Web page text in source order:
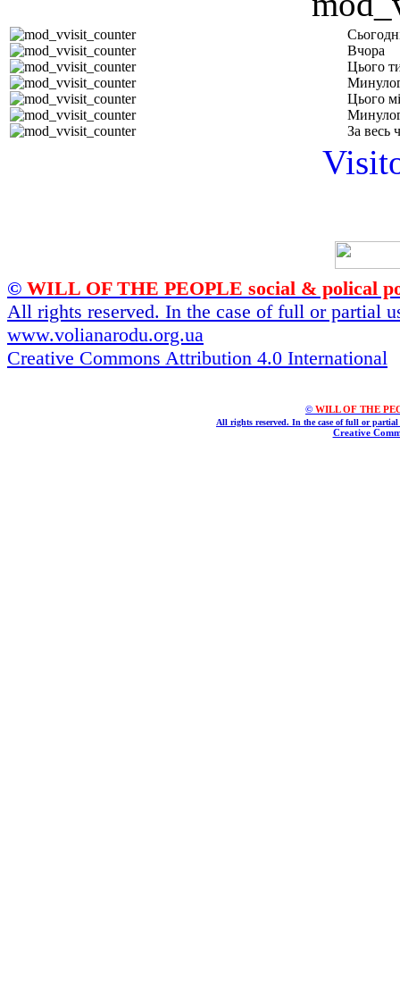
Вчора
Цього
Цього
За весь
© WILL OF THE PEOPLE social & polical
All rights reserved. In the case of full or partial
www.volianarodu.org.ua
Creative Commons Attribution 4.0 International
© WILL OF THE
All rights reserved. In the case of full or
Creative